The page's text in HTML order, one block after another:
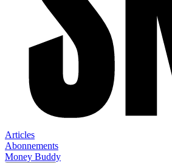
Articles
Abonnements
Money Buddy